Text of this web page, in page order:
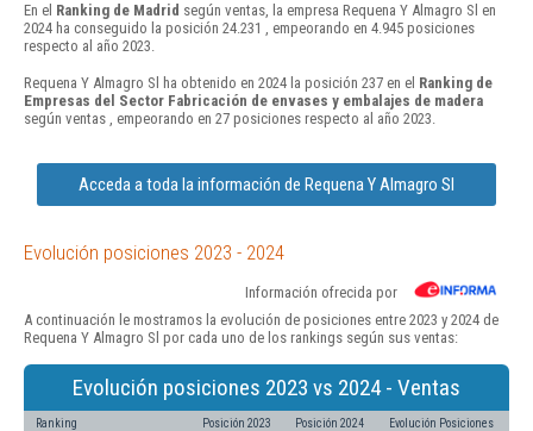
En el Ranking de Madrid según ventas, la empresa Requena Y Almagro Sl en
2024 ha conseguido la posición 24.231 , empeorando en 4.945 posiciones
respecto al año 2023.
Requena Y Almagro Sl ha obtenido en 2024 la posición 237 en el Ranking de
Empresas del Sector Fabricación de envases y embalajes de madera
según ventas , empeorando en 27 posiciones respecto al año 2023.
Acceda a toda la información de Requena Y Almagro Sl
Evolución posiciones 2023 - 2024
Información ofrecida por
A continuación le mostramos la evolución de posiciones entre 2023 y 2024 de
Requena Y Almagro Sl por cada uno de los rankings según sus ventas:
Evolución posiciones 2023 vs 2024 - Ventas
Ranking Posición 2023 Posición 2024 Evolución Posiciones